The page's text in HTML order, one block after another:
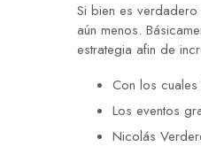
Si bien es
aún menos.
estrategia afin de
Con los
Los eventos
Nicolás